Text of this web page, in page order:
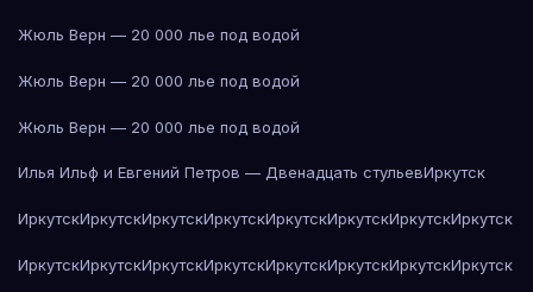
Жюль Верн — 20 000 лье под водой
Жюль Верн — 20 000 лье под водой
Жюль Верн — 20 000 лье под водой
Илья Ильф и Евгений Петров — Двенадцать стульевИркутск
ИркутскИркутскИркутскИркутскИркутскИркутскИркутскИркутск
ИркутскИркутскИркутскИркутскИркутскИркутскИркутскИркутск